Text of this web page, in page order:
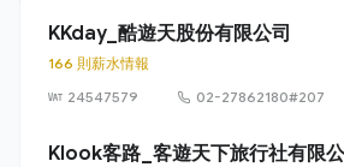
KKday_酷遊天股份有限公司
166 則薪水情報
24547579
02-27862180#207
Klook客路_客遊天下旅行社有限